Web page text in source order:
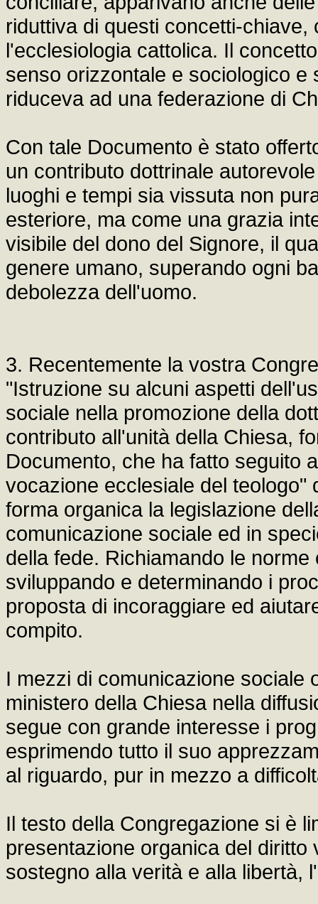
riduttiva di questi concetti-
l'ecclesiologia cattolica. Il
senso orizzontale e sociologico
riduceva ad una federazione di
Con tale Documento è stato
un contributo dottrinale
luoghi e tempi sia vissuta non
esteriore, ma come una grazia
visibile del dono del Signore, il
genere umano, superando ogni
debolezza dell'uomo.
3. Recentemente la vostra
"Istruzione su alcuni aspetti
sociale nella promozione della
contributo all'unità della Chiesa,
Documento, che ha fatto seguito
vocazione ecclesiale del teologo"
forma organica la legislazione
comunicazione sociale ed in
della fede. Richiamando le
sviluppando e determinando i
proposta di incoraggiare ed
compito.
I mezzi di comunicazione sociale
ministero della Chiesa nella
segue con grande interesse i
esprimendo tutto il suo
al riguardo, pur in mezzo a
Il testo della Congregazione si è
presentazione organica del
sostegno alla verità e alla libertà,